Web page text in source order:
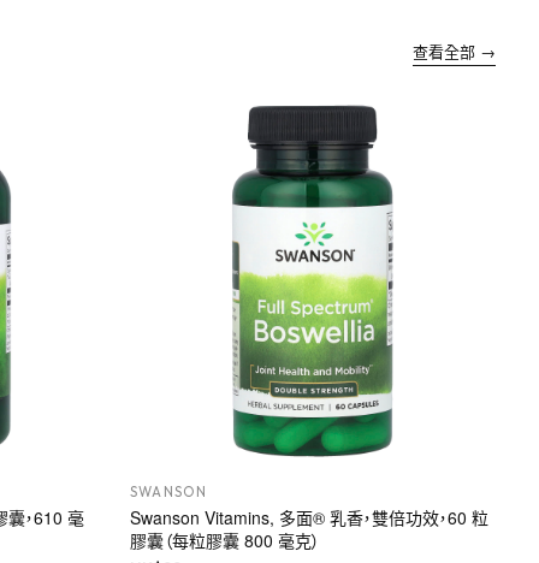
查看全部 →
，610 毫
SWANSON
Swanson Vitamins, 多面® 乳香，雙倍功效，60 粒
膠囊（每粒膠囊 800 毫克）